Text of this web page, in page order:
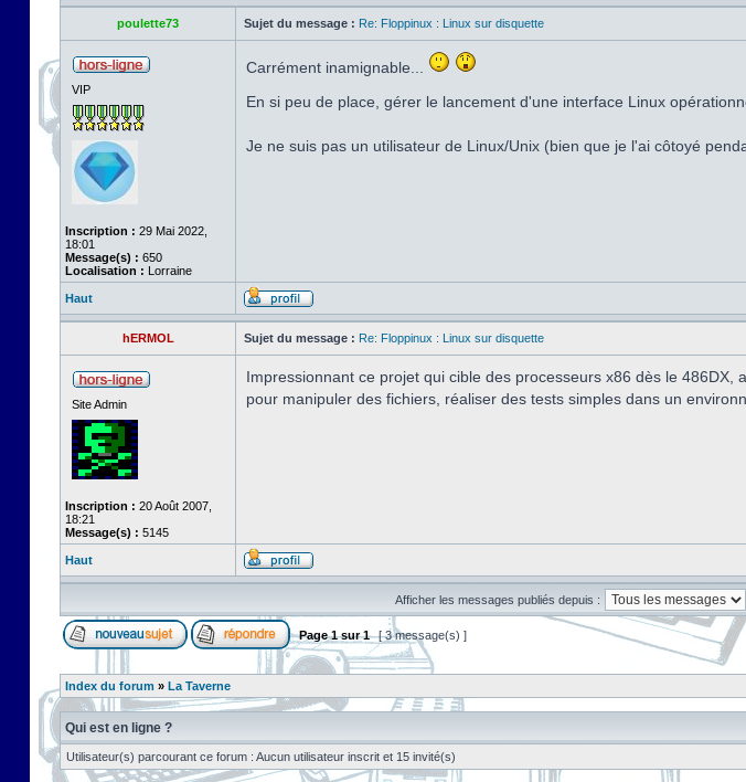
poulette73 Sujet du message : Re: Floppinux : Linux sur disquette
VIP
Inscription : 29 Mai 2022,
18:01
Message(s) : 650
Localisation : Lorraine
Carrément inamignable...
En si peu de place, gérer le lancement d'une interface Linux
Je ne suis pas un utilisateur de Linux/Unix (bien que je l'ai côtoyé
Haut
hERMOL Sujet du message : Re: Floppinux : Linux sur disquette
Site Admin
Inscription : 20 Août 2007,
18:21
Message(s) : 5145
Impressionnant ce projet qui cible des processeurs x86 dès le
pour manipuler des fichiers, réaliser des tests simples dans un
Haut
Afficher les messages publiés depuis :
Page1sur1 [ 3 message(s) ]
Index du forum » La Taverne
Qui est en ligne ?
Utilisateur(s) parcourant ce forum : Aucun utilisateur inscrit et 15 invité(s)